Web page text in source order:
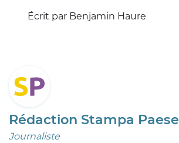
Écrit par Benjamin Haure
Rédaction Stampa Paese
Journaliste